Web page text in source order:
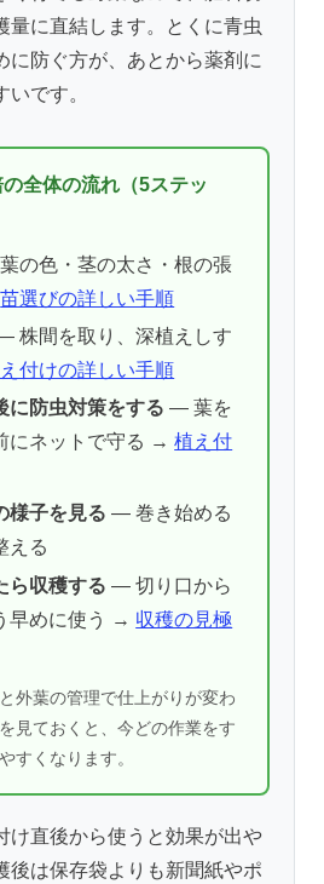
量に直結します。とくに青虫
に防ぐ方が、あとから薬剤に
です。
全体の流れ（5ステッ
の色・茎の太さ・根の張
苗選びの詳しい手順
株間を取り、深植えしす
付けの詳しい手順
に防虫対策をする — 葉を
にネットで守る →植え付
様子を見る — 巻き始める
える
ら収穫する — 切り口から
早めに使う → 収穫の見極
外葉の管理で仕上がりが変わ
見ておくと、今どの作業をす
すくなります。
け直後から使うと効果が出や
後は保存袋よりも新聞紙やポ